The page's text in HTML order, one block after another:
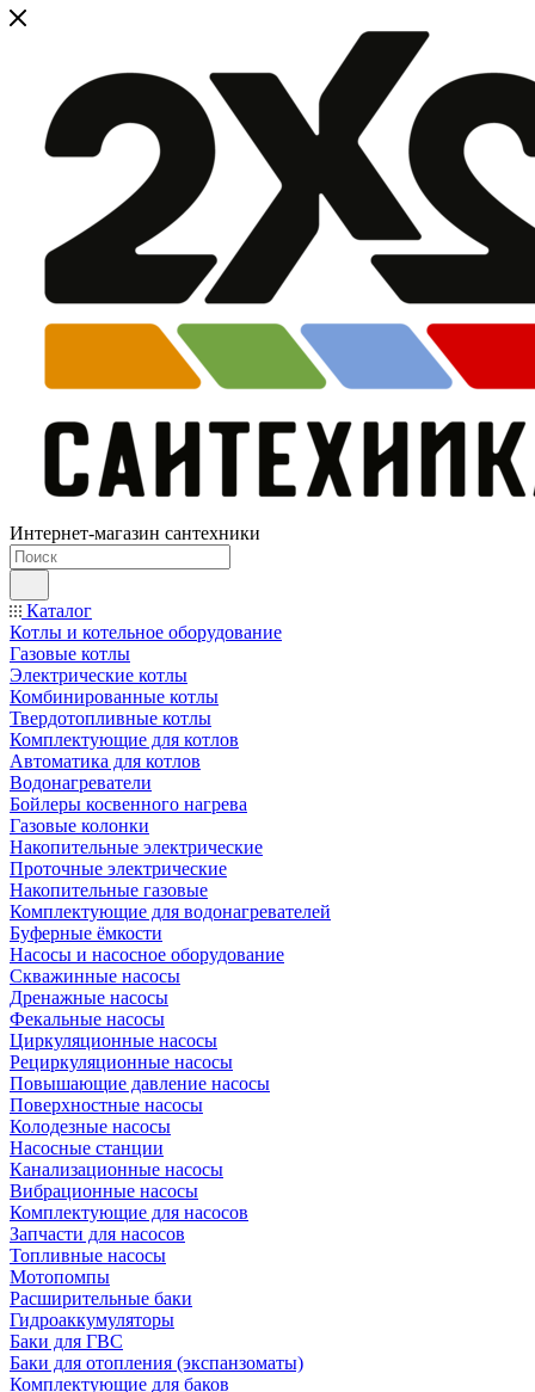
Интернет-магазин сантехники
Каталог
Котлы и котельное оборудование
Газовые котлы
Электрические котлы
Комбинированные котлы
Твердотопливные котлы
Комплектующие для котлов
Автоматика для котлов
Водонагреватели
Бойлеры косвенного нагрева
Газовые колонки
Накопительные электрические
Проточные электрические
Накопительные газовые
Комплектующие для водонагревателей
Буферные ёмкости
Насосы и насосное оборудование
Скважинные насосы
Дренажные насосы
Фекальные насосы
Циркуляционные насосы
Рециркуляционные насосы
Повышающие давление насосы
Поверхностные насосы
Колодезные насосы
Насосные станции
Канализационные насосы
Вибрационные насосы
Комплектующие для насосов
Запчасти для насосов
Топливные насосы
Мотопомпы
Расширительные баки
Гидроаккумуляторы
Баки для ГВС
Баки для отопления (экспанзоматы)
Комплектующие для баков